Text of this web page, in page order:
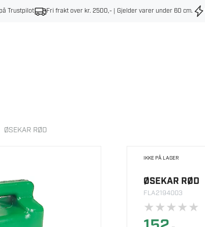
Trustpilot Fri frakt over kr. 2500,- | Gjelder varer under 60 cm.
ØSEKAR RØD
IKKE PÅ LAGER
ØSEKAR RØD
FLA2194003
★★★★★